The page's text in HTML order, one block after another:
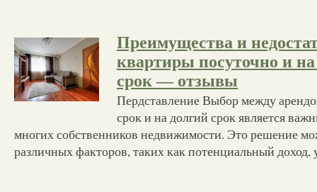
Преимущества и
квартиры посуточно и
срок — отзывы
Пердставление Выбор между
срок и на долгий срок является
многих собственников недвижимости. Это решение
различных факторов, таких как потенциальный доход,